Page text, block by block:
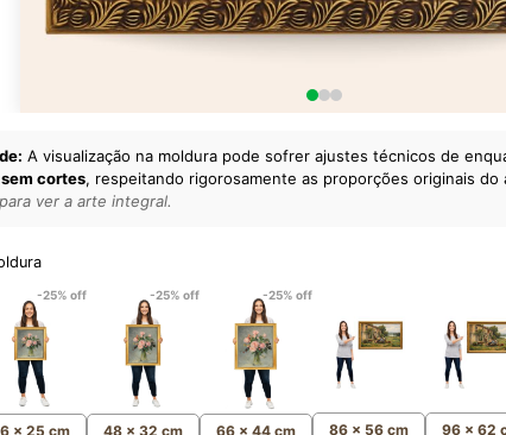
em
.
A visualização na moldura pode sofrer ajustes técnicos de
cortes, respeitando rigorosamente as proporções originais do
ver a arte integral.
-25% off
x 25 cm
-25% off
48 x 32 cm
-25% off
66 x 44 cm 86 x 56 cm 96 x 62